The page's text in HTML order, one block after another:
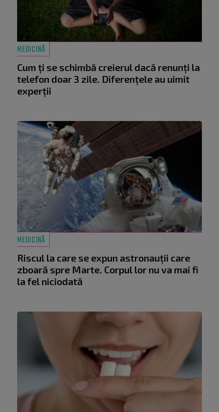
MEDICINĂ
Cum ți se schimbă creierul dacă renunți la
telefon doar 3 zile. Diferențele au uimit
experții
MEDICINĂ
Riscul la care se expun astronauții care
zboară spre Marte. Corpul lor nu va mai fi
la fel niciodată